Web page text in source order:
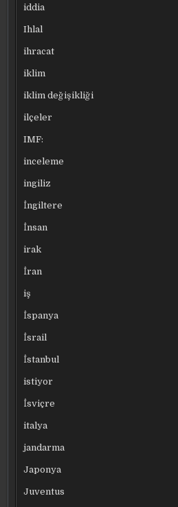
iddia
Ihlal
ihracat
iklim
iklim değişikliği
ilçeler
IMF:
inceleme
ingiliz
İngiltere
İnsan
irak
İran
iş
İspanya
İsrail
İstanbul
istiyor
İsviçre
italya
jandarma
Japonya
Juventus